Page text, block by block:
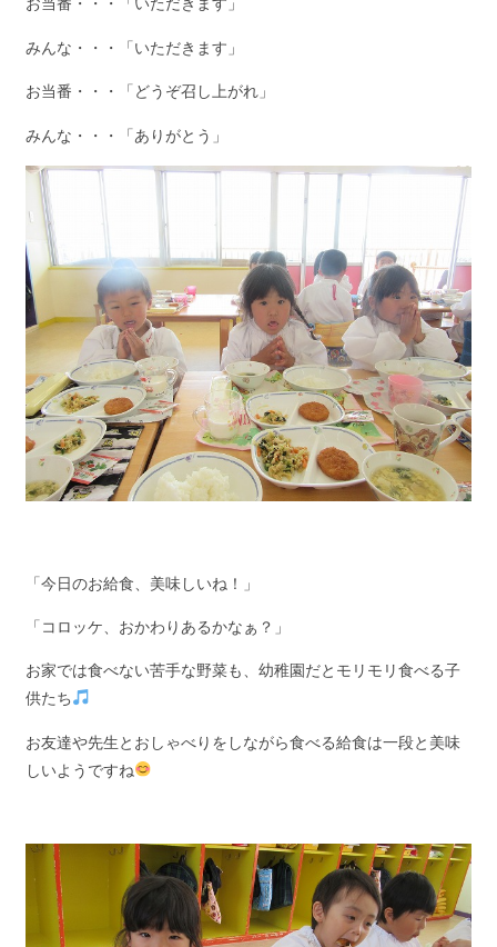
みんな・・・「いただきます」
お当番・・・「どうぞ召し上がれ」
みんな・・・「ありがとう」
「今日のお給食、美味しいね！」
「コロッケ、おかわりあるかなぁ？」
お家では食べない苦手な野菜も、幼稚園だとモリモリ食べる子
供たち
お友達や先生とおしゃべりをしながら食べる給食は一段と美味
しいようですね